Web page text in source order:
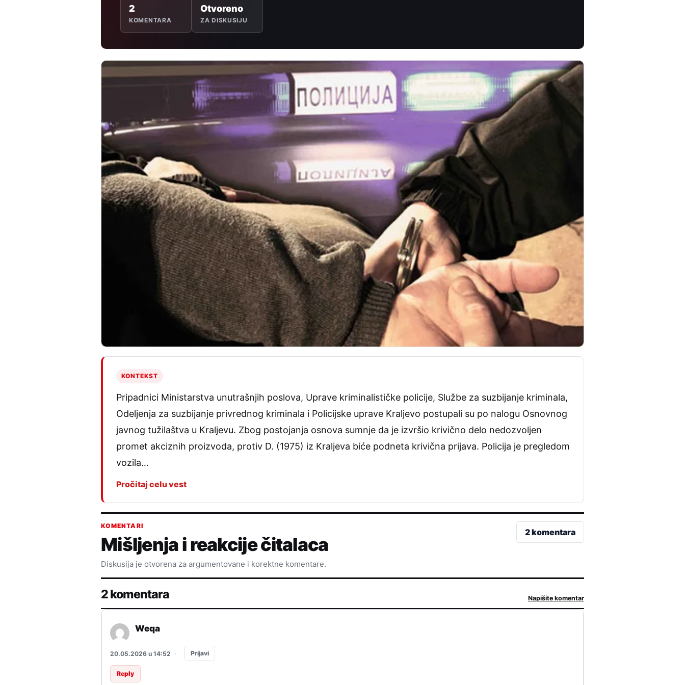
2
KOMENTARA
Otvoreno
ZA DISKUSIJU
KONTEKST
Pripadnici Ministarstva unutrašnjih poslova, Uprave kriminalističke policije, Službe za suzbijanje kriminala,
Odeljenja za suzbijanje privrednog kriminala i Policijske uprave Kraljevo postupali su po nalogu Osnovnog
javnog tužilaštva u Kraljevu. Zbog postojanja osnova sumnje da je izvršio krivično delo nedozvoljen
promet akciznih proizvoda, protiv D. (1975) iz Kraljeva biće podneta krivična prijava. Policija je pregledom
vozila…
Pročitaj celu vest
KOMENTARI
Mišljenja i reakcije čitalaca
Diskusija je otvorena za argumentovane i korektne komentare.
2 komentara
2 komentara Napišite komentar
Weqa
20.05.2026 u 14:52 · Prijavi
Reply